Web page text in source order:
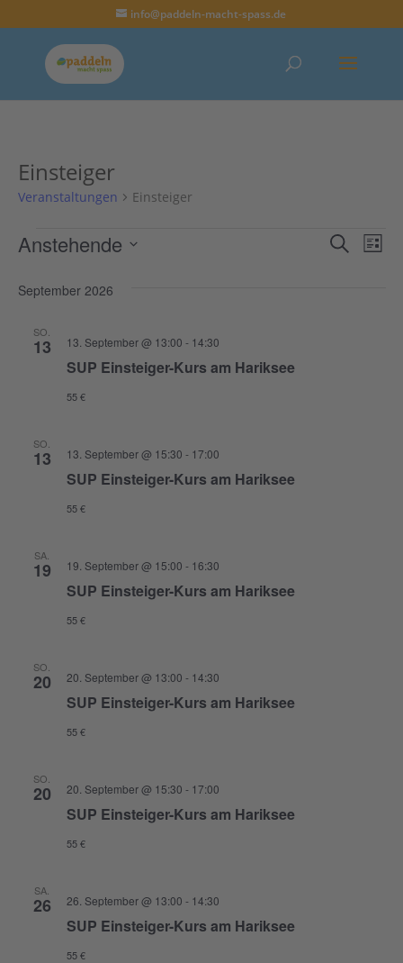
info@paddeln-macht-spass.de
Einsteiger
Veranstaltungen Einsteiger
Veranstaltungen SucheListe
Anstehende
wählen.
September 2026
SO.
13
SUP Einsteiger-Kurs am Hariksee
13. September @ 13:00 - 14:30
55 €
SO.
13
SUP Einsteiger-Kurs am Hariksee
13. September @ 15:30 - 17:00
55 €
SA.
19
SUP Einsteiger-Kurs am Hariksee
19. September @ 15:00 - 16:30
55 €
SO.
20
SUP Einsteiger-Kurs am Hariksee
20. September @ 13:00 - 14:30
55 €
SO.
20
SUP Einsteiger-Kurs am Hariksee
20. September @ 15:30 - 17:00
55 €
SA.
26
SUP Einsteiger-Kurs am Hariksee
26. September @ 13:00 - 14:30
55 €